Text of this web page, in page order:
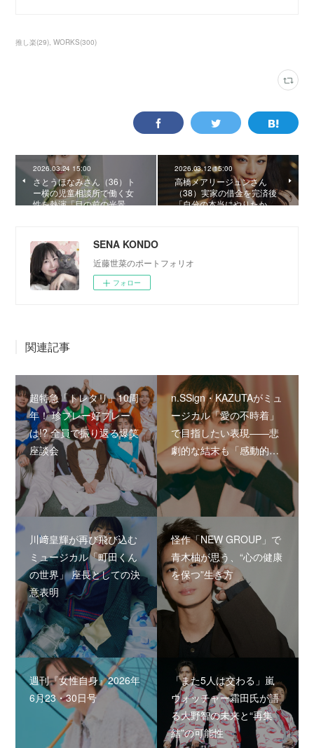
推し楽(29) WORKS(300)
2026.03.24 15:00
さとうほなみさん（36）ト
ー横の児童相談所で働く女
性を熱演「目の前の光景…
2026.03.12 15:00
高橋メアリージュンさん
（38）実家の借金を完済後
「自分の本当にやりたか…
SENA KONDO
近藤世菜のポートフォリオ
フォロー
関連記事
超特急「トレタリ」10周
年！ 珍プレー好プレー
は!? 全員で振り返る爆笑
座談会
n.SSign・KAZUTAがミュ
ージカル「愛の不時着」
で目指したい表現――悲
劇的な結末も「感動的…
川﨑皇輝が再び飛び込む
ミュージカル「町田くん
の世界」 座長としての決
意表明
怪作「NEW GROUP」で
青木柚が思う、“心の健康
を保つ”生き方
週刊『女性自身』2026年
6月23・30日号
「また5人は交わる」嵐
ウォッチャー霜田氏が語
る大野智の未来と“再集
結”の可能性